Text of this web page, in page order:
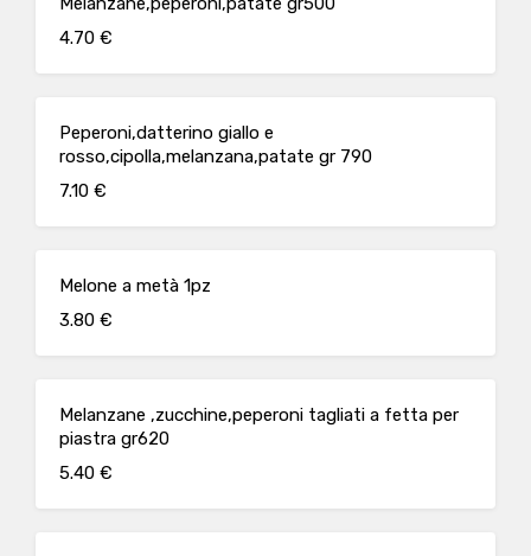
4.70 €
Peperoni,datterino giallo e
rosso,cipolla,melanzana,patate gr 790
7.10 €
Melone a metà 1pz
3.80 €
Melanzane ,zucchine,peperoni tagliati a fetta per
piastra gr620
5.40 €